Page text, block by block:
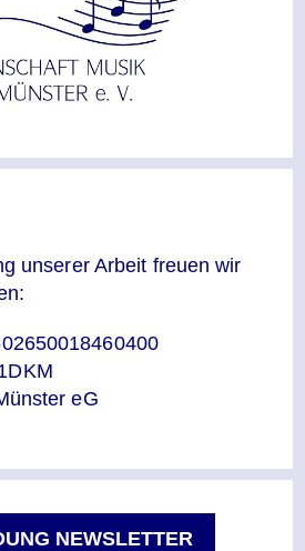
unserer Arbeit freuen wir
eG
NEWSLETTER